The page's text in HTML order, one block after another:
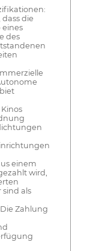
die
des
einem
wird,
als
Zahlung